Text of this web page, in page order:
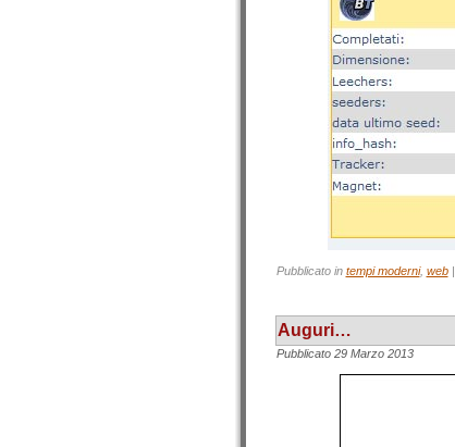
Pubblicato in tempi moderni, web|
Auguri…
Pubblicato 29 Marzo 2013